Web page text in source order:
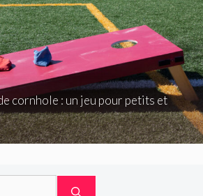
cornhole : un jeu pour petits et